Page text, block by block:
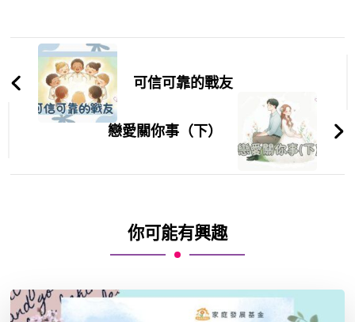
Post
Navigation可信可靠的戰友
戀愛關你事（下）
你可能有興趣